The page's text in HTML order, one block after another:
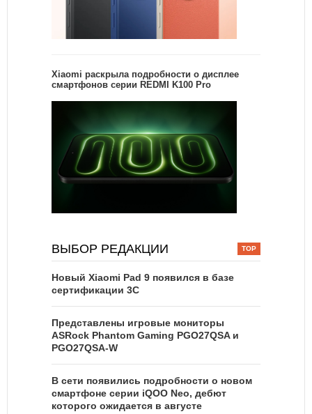
Xiaomi раскрыла подробности о дисплее
смартфонов серии REDMI K100 Pro
ВЫБОР РЕДАКЦИИ
Новый Xiaomi Pad 9 появился в базе
сертификации 3C
Представлены игровые мониторы
ASRock Phantom Gaming PGO27QSA и
PGO27QSA-W
В сети появились подробности о новом
смартфоне серии iQOO Neo, дебют
которого ожидается в августе